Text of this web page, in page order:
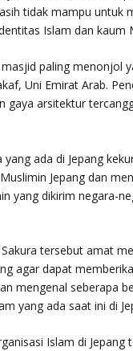
tidak mampu untuk
Islam dan kaum
paling menonjol
Uni Emirat Arab.
gaya arsitektur
ada di Jepang
Jepang dan
yang dikirim negara-
tersebut amat
agar dapat
mengenal seberapa
yang ada saat ini di
Islam di